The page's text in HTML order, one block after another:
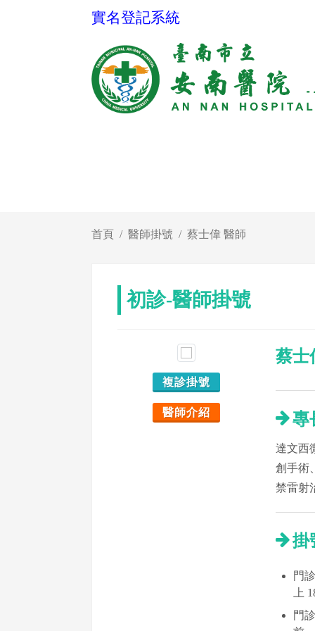
實名登記系統
首頁 醫師掛號 蔡士偉 醫師
初診-醫師掛號
複診掛號
醫師介紹
蔡士
專
達文西
創手術
禁雷射
掛
門
上
門